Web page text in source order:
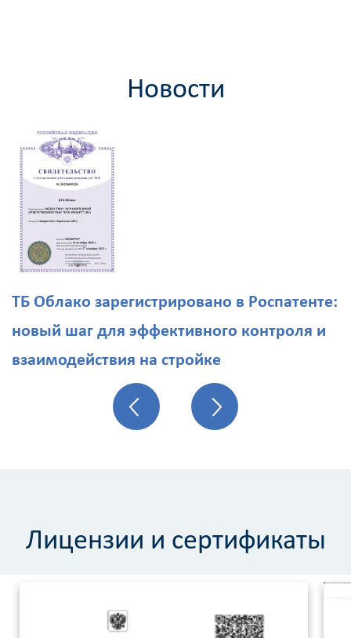
Новости
ТБ Облако зарегистрировано в Роспатенте:
новый шаг для эффективного контроля и
взаимодействия на стройке
Лицензии и сертификаты